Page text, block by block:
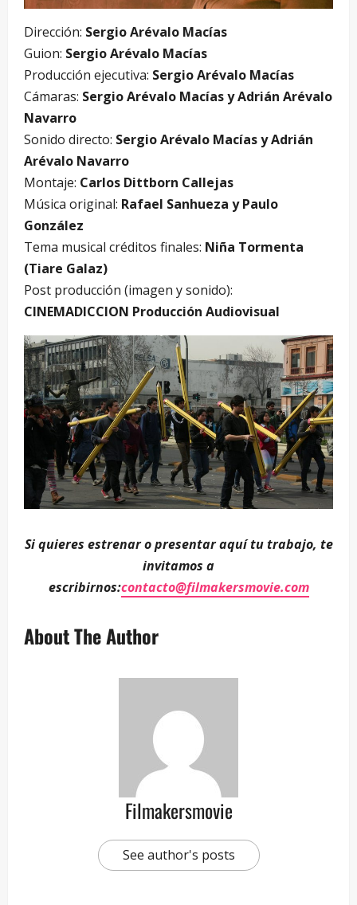
Dirección: Sergio Arévalo Macías
Guion: Sergio Arévalo Macías
Producción ejecutiva: Sergio Arévalo Macías
Cámaras: Sergio Arévalo Macías y Adrián Arévalo
Navarro
Sonido directo: Sergio Arévalo Macías y Adrián
Arévalo Navarro
Montaje: Carlos Dittborn Callejas
Música original: Rafael Sanhueza y Paulo
González
Tema musical créditos finales: Niña Tormenta
(Tiare Galaz)
Post producción (imagen y sonido):
CINEMADICCION Producción Audiovisual
Si quieres estrenar o presentar aquí tu trabajo, te
invitamos a
escribirnos:contacto@filmakersmovie.com
About The Author
Filmakersmovie
See author's posts